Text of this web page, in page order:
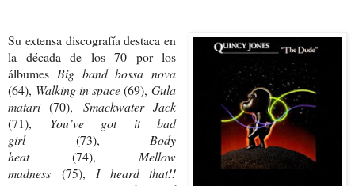
Su extensa discografía destaca en
la década de los 70 por los
álbumes Big band bossa nova
(64), Walking in space(69), Gula
matari(70), Smackwater Jack
(71),
You’ve got it bad
girl (73), Body
heat(74),
Mellow
madness (75), I heard that!!